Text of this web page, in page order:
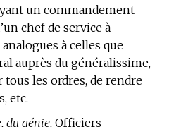
un commandement
chef de service à
à celles que
auprès du généralissime,
tous les ordres, de rendre
etc.
du génie,Officiers